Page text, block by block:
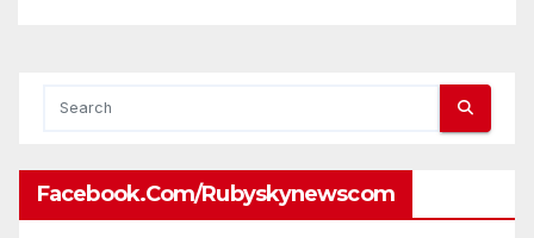
Facebook.com/rubyskynewscom